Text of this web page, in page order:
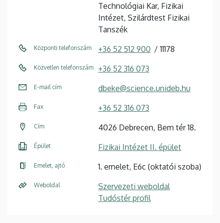
Technológiai Kar, Fizikai
Intézet, Szilárdtest Fizikai
Tanszék
Központi telefonszám +36 52 512 900 11178
Közvetlen telefonszám +36 52 316 073
E-mail cím dbeke@science.unideb.hu
Fax +36 52 316 073
Cím 4026 Debrecen, Bem tér 18.
Épület Fizikai Intézet II. épület
Emelet, ajtó 1. emelet, E6c (oktatói szoba)
Weboldal
Szervezeti weboldal
Tudóstér profil